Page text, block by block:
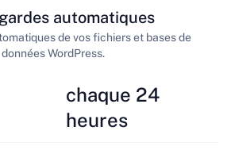
automatiques
de vos fichiers et bases de
données WordPress.
chaque 24
heures